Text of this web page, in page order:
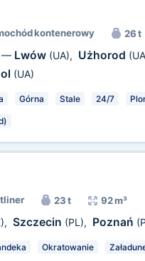
kontenerowy 26 t
— Lwów (UA), Użhorod
(UA)
Górna Stale 24/7
23 t 92 m³
, Szczecin (PL), Poznań
Okratowanie